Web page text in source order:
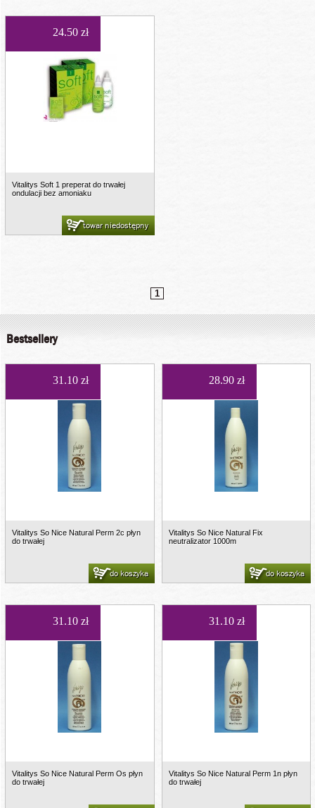
24.50 zł
Vitalitys Soft 1 preperat do trwałej
ondulacji bez amoniaku
towar niedostępny
1
Bestsellery
31.10 zł
Vitalitys So Nice Natural Perm 2c płyn
do trwałej
do koszyka
28.90 zł
Vitalitys So Nice Natural Fix
neutralizator 1000m
do koszyka
31.10 zł
Vitalitys So Nice Natural Perm Os płyn
do trwałej
31.10 zł
Vitalitys So Nice Natural Perm 1n płyn
do trwałej